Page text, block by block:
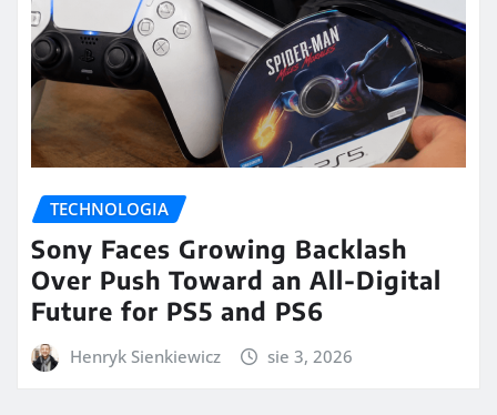
TECHNOLOGIA
Sony Faces Growing Backlash
Over Push Toward an All-Digital
Future for PS5 and PS6
Henryk Sienkiewicz sie 3, 2026